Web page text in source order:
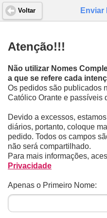
Enviar
Voltar
Atenção!!!
Não utilizar Nomes
a que se refere cada
Os pedidos são publicados
Católico Orante e passíveis
Devido a excessos,
diários, portanto, coloque
pedido. Todos os campos
não será compartilhado.
Para mais informações,
Privacidade
Apenas o Primeiro Nome: